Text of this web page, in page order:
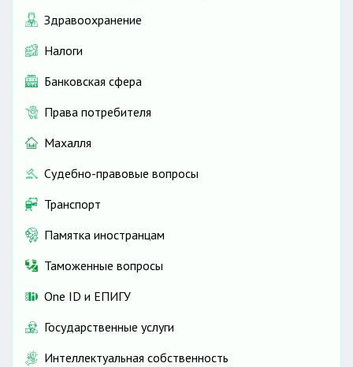
Здравоохранение
Налоги
Банковская сфера
Права потребителя
Махалля
Судебно-правовые вопросы
Транспорт
Памятка иностранцам
Таможенные вопросы
One ID и ЕПИГУ
Государственные услуги
Интеллектуальная собственность